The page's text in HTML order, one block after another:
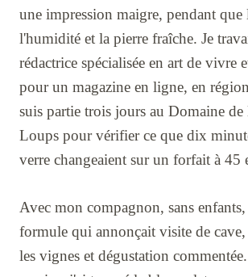
une impression maigre, pendant que
l'humidité et la pierre fraîche. Je
rédactrice spécialisée en art de vivre
pour un magazine en ligne, en
suis partie trois jours au Domaine
Loups pour vérifier ce que dix
verre changeaient sur un forfait à 45
Avec mon compagnon, sans
formule qui annonçait visite de cave,
les vignes et dégustation